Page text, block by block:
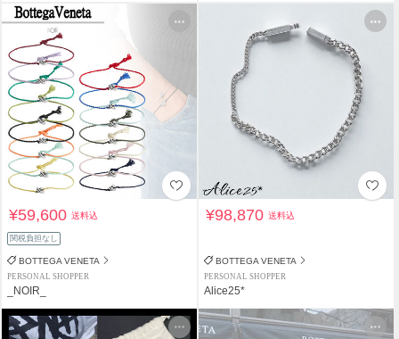
¥59,600送料込
関税負担なし
BOTTEGA VENETA
PERSONAL SHOPPER
_NOIR_
¥98,870送料込
BOTTEGA VENETA
PERSONAL SHOPPER
Alice25*